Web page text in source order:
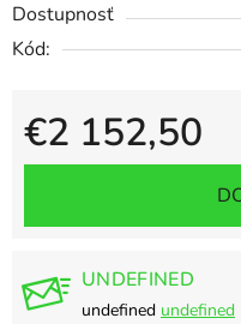
Dostupnosť
Kód:
€2 152,50
Jednotková cena:
UNDEFINED
undefined undefined